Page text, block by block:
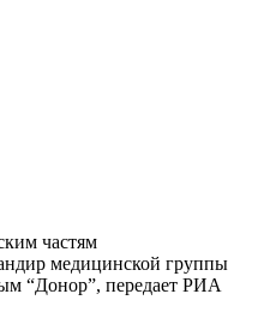
частям
медицинской группы
“Донор”, передает РИА